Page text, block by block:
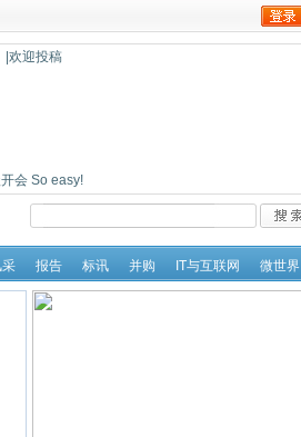
|欢迎投稿
会 So easy!
报告 标讯 并购 IT与互联网 微世界